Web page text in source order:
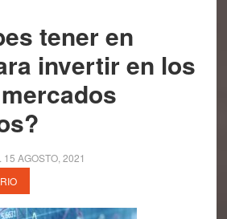
tener en
invertir en los
15 AGOSTO, 2021